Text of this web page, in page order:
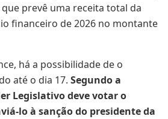
que prevê uma receita total da
financeiro de 2026 no montante
há a possibilidade de o
até o dia 17. Segundo a
Legislativo deve votar o
lo à sanção do presidente da